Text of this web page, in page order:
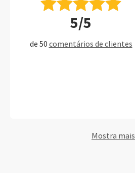
5/5
de 50 comentários de clientes
Mostra mais